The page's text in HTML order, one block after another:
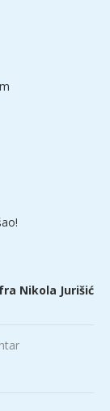
fra Nikola Jurišić